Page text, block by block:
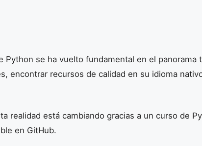
Python se ha vuelto fundamental en el panorama
encontrar recursos de calidad en su idioma
realidad está cambiando gracias a un curso de
en GitHub.